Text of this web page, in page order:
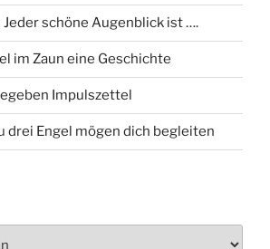
Jeder schöne Augenblick ist ….
im Zaun eine Geschichte
Impulszettel
drei Engel mögen dich begleiten